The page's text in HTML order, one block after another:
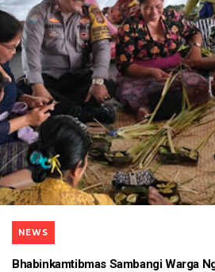
NEWS
Bhabinkamtibmas Sambangi Warga